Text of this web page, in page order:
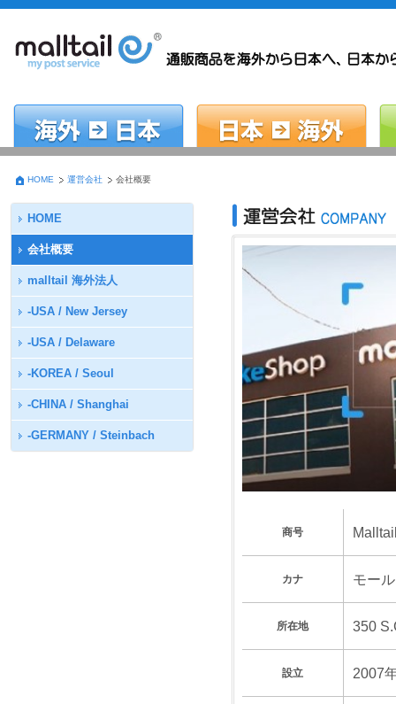
HOME 運営会社 会社概要
HOME
会社概要
malltail 海外法人
-USA / New Jersey
-USA / Delaware
-KOREA / Seoul
-CHINA / Shanghai
-GERMANY / Steinbach
商号
カナ モー
所在地 350
設立 2007